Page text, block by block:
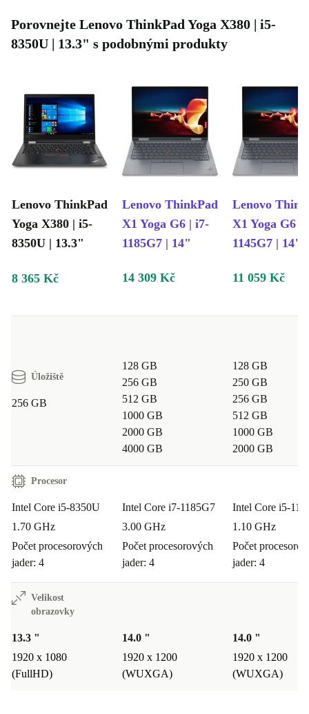
Porovnejte Lenovo ThinkPad Yoga X380 | i5-
8350U | 13.3" s podobnými produkty
Lenovo ThinkPad
Yoga X380 | i5-
8350U | 13.3"
Lenovo ThinkPad
X1 Yoga G6 | i7-
1185G7 | 14"
Lenovo
X1 Yoga G6 |
1145G7 | 14"
8 365 Kč 14 309 Kč 11 059 Kč
Úložiště
256 GB
128 GB
256 GB
512 GB
1000 GB
2000 GB
4000 GB
128 GB
250 GB
256 GB
512 GB
1000 GB
2000 GB
Procesor
Intel Core i5-8350U
1.70 GHz
Počet procesorových
jader: 4
Intel Core i7-1185G7
3.00 GHz
Počet procesorových
jader: 4
Intel Core i5-
1.10 GHz
Počet
jader: 4
Velikost
obrazovky
13.3 "
1920 x 1080
(FullHD)
14.0 "
1920 x 1200
(WUXGA)
14.0 "
1920 x 1200
(WUXGA)